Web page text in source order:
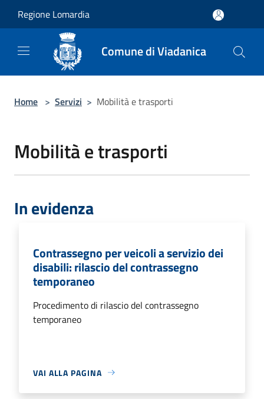
Regione Lomardia
Comune di Viadanica
Home > Servizi > Mobilità e trasporti
Mobilità e trasporti
In evidenza
Contrassegno per veicoli a servizio dei
disabili: rilascio del contrassegno
temporaneo
Procedimento di rilascio del contrassegno
temporaneo
VAI ALLA PAGINA